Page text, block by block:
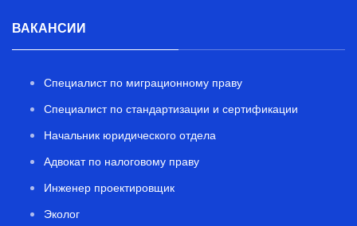
ВАКАНСИИ
Специалист по миграционному праву
Специалист по стандартизации и сертификации
Начальник юридического отдела
Адвокат по налоговому праву
Инженер проектировщик
Эколог